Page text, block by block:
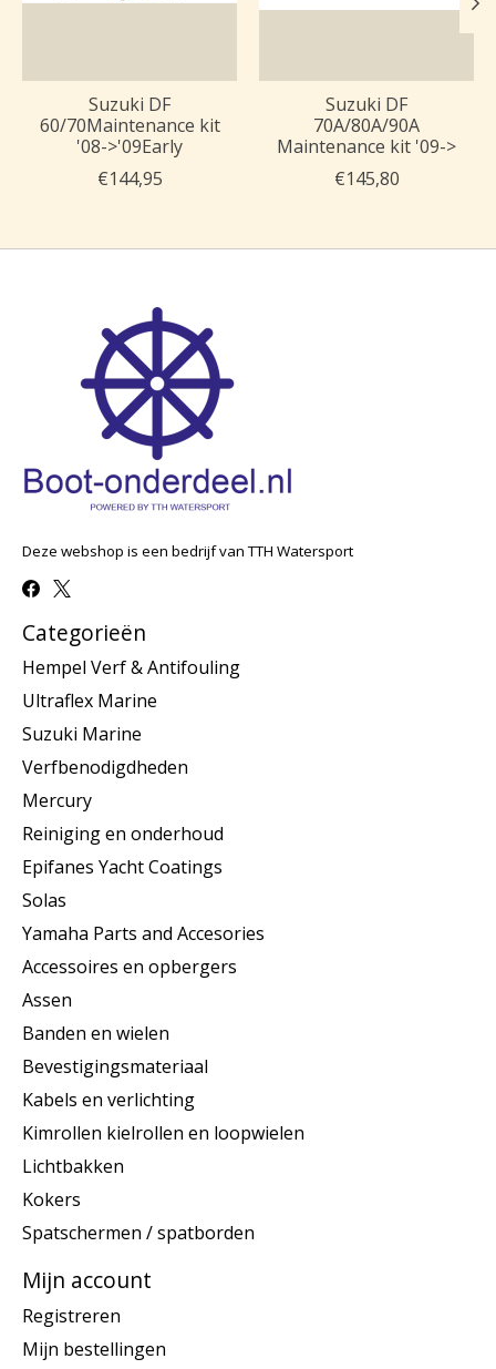
Suzuki DF
60/70Maintenance kit
'08->'09Early
€144,95
Suzuki DF
70A/80A/90A
Maintenance kit '09->
€145,80
Deze webshop is een bedrijf van TTH Watersport
Categorieën
Hempel Verf & Antifouling
Ultraflex Marine
Suzuki Marine
Verfbenodigdheden
Mercury
Reiniging en onderhoud
Epifanes Yacht Coatings
Solas
Yamaha Parts and Accesories
Accessoires en opbergers
Assen
Banden en wielen
Bevestigingsmateriaal
Kabels en verlichting
Kimrollen kielrollen en loopwielen
Lichtbakken
Kokers
Spatschermen / spatborden
Mijn account
Registreren
Mijn bestellingen